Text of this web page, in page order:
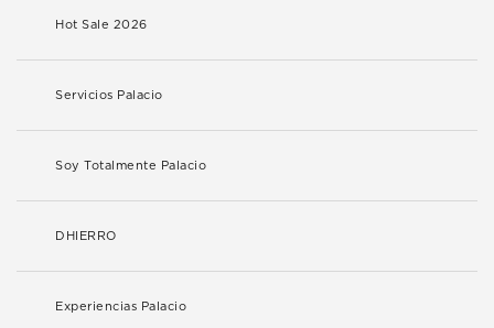
Hot Sale 2026
Servicios Palacio
Soy Totalmente Palacio
DHIERRO
Experiencias Palacio